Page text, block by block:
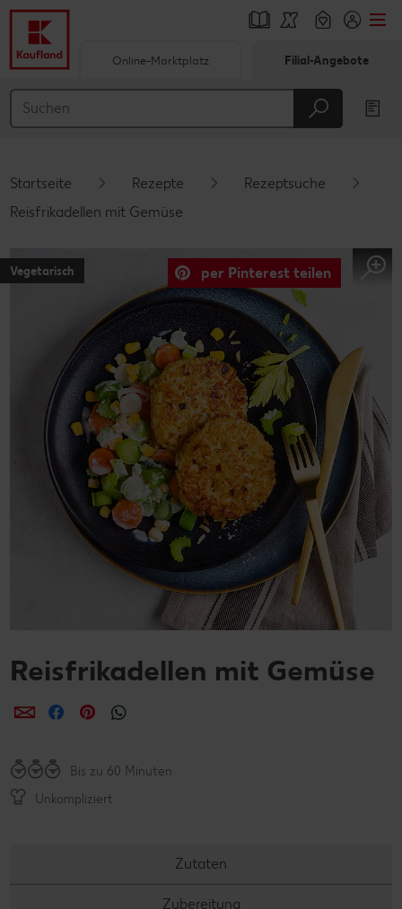
Hauptinhalt
Schwebender Seitenbereich
Online-Marktplatz Filial-Angebote
Startseite Rezepte
Rezeptsuche
Reisfrikadellen mit Gemüse
Vegetarisch per Pinterest teilen
Reisfrikadellen mit Gemüse
per E-Mail teilen
per Facebook teilen
per Pinterest teilen
Bis zu 60 Minuten
Unkompliziert
Zutaten
Zubereitung